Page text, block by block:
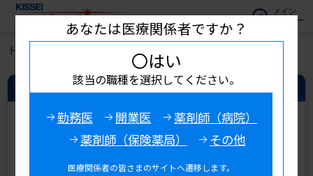
メイン
メニュー
トップ 代謝・内分泌
代謝・内分泌領域 新着情報
あなたは医療関係者ですか？
〇はい
該当の職種を選択してください。
勤務医 開業医
薬剤師（病院）
薬剤師（保険薬局）
その他
医療関係者の皆さまのサイトへ遷移します。